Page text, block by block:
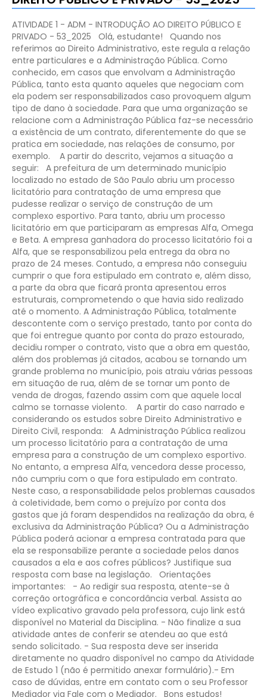
ATIVIDADE 1 - ADM - INTRODUÇÃO AO DIREITO PÚBLICO E
PRIVADO - 53_2025
Olá, estudante!
Quando nos
referimos ao Direito Administrativo, este regula a relação
entre particulares e a Administração Pública. Como
conhecido, em casos que envolvam a Administração
Pública, tanto esta quanto aqueles que negociam com
ela podem ser responsabilizados caso provoquem algum
tipo de dano à sociedade. Para que uma organização se
relacione com a Administração Pública faz-se necessário
a existência de um contrato, diferentemente do que se
pratica em sociedade, nas relações de consumo, por
exemplo.
A partir do descrito, vejamos a situação a
seguir:
A prefeitura de um determinado município
localizado no estado de São Paulo abriu um processo
licitatório para contratação de uma empresa que
pudesse realizar o serviço de construção de um
complexo esportivo. Para tanto, abriu um processo
licitatório em que participaram as empresas Alfa, Omega
e Beta. A empresa ganhadora do processo licitatório foi a
Alfa, que se responsabilizou pela entrega da obra no
prazo de 24 meses. Contudo, a empresa não conseguiu
cumprir o que fora estipulado em contrato e, além disso,
a parte da obra que ficará pronta apresentou erros
estruturais, comprometendo o que havia sido realizado
até o momento. A Administração Pública, totalmente
descontente com o serviço prestado, tanto por conta do
que foi entregue quanto por conta do prazo estourado,
decidiu romper o contrato, visto que a obra em questão,
além dos problemas já citados, acabou se tornando um
grande problema no município, pois atraiu várias pessoas
em situação de rua, além de se tornar um ponto de
venda de drogas, fazendo assim com que aquele local
calmo se tornasse violento.
A partir do caso narrado e
considerando os estudos sobre Direito Administrativo e
Direito Civil, responda:
A Administração Pública realizou
um processo licitatório para a contratação de uma
empresa para a construção de um complexo esportivo.
No entanto, a empresa Alfa, vencedora desse processo,
não cumpriu com o que fora estipulado em contrato.
Neste caso, a responsabilidade pelos problemas causados
à coletividade, bem como o prejuízo por conta dos
gastos que já foram despendidos na realização da obra, é
exclusiva da Administração Pública? Ou a Administração
Pública poderá acionar a empresa contratada para que
ela se responsabilize perante a sociedade pelos danos
causados a ela e aos cofres públicos? Justifique sua
resposta com base na legislação.
Orientações
importantes:
- Ao redigir sua resposta, atente-se à
correção ortográfica e concordância verbal. Assista ao
vídeo explicativo gravado pela professora, cujo link está
disponível no Material da Disciplina. - Não finalize a sua
atividade antes de conferir se atendeu ao que está
sendo solicitado. - Sua resposta deve ser inserida
diretamente no quadro disponível no campo da Atividade
de Estudo 1 (não é permitido anexar formulário).​​- Em
caso de dúvidas, entre em contato com o seu Professor
Mediador via Fale com o Mediador.
Bons estudos!